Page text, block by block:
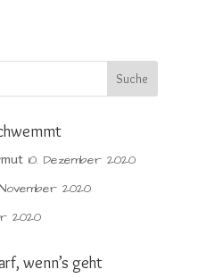
10. Dezember 2020
2020
2020
wenn’s geht